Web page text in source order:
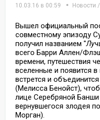
10.03.16 в 00:59 Новости /
Вышел официальный
совместному эпизоду
получил названием "
всего Барри Аллен/
времени, путешествия
вселенные и появится
встрется и
(Мелисса Бенойст),
лице Серебряной
вернувшегося злодея
Морган).